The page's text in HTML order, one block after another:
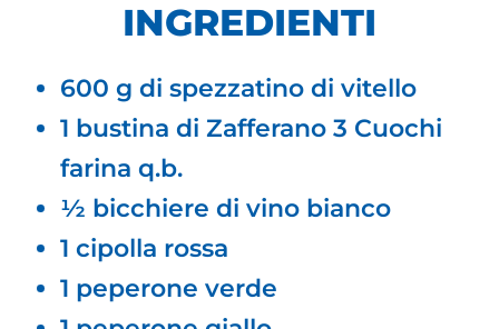
INGREDIENTI
600 g di spezzatino di vitello
1 bustina di Zafferano 3 Cuochi
farina q.b.
½ bicchiere di vino bianco
1 cipolla rossa
1 peperone verde​